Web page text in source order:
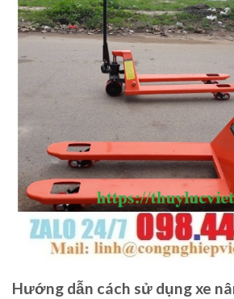
Hướng dẫn cách sử dụng xe